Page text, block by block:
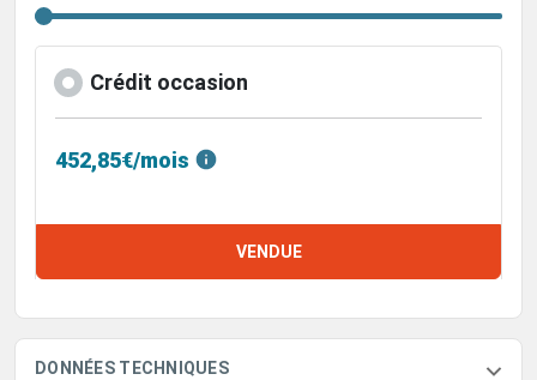
Crédit occasion
452,85€/mois
VENDUE
DONNÉES TECHNIQUES